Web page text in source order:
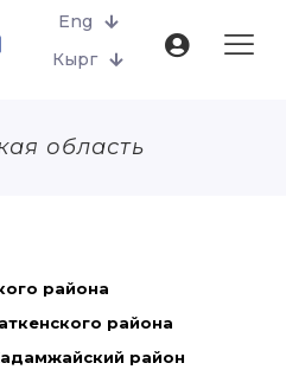
Eng
Кырг
область
района
района
район